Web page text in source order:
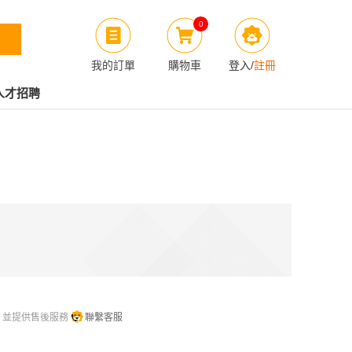
我的訂單
0
購物車 登入/註冊
才招聘
提供售後服務 聯繫客服